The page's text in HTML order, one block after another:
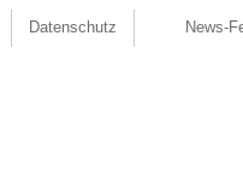
Datenschutz News-